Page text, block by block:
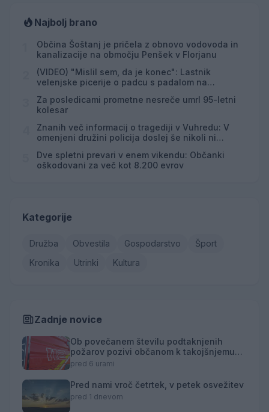
Najbolj brano
Občina Šoštanj je pričela z obnovo vodovoda in
kanalizacije na območju Penšek v Florjanu
(VIDEO) "Mislil sem, da je konec": Lastnik
velenjske picerije o padcu s padalom na
Za posledicami prometne nesreče umrl 95-letni
kolesar
Znanih več informacij o tragediji v Vuhredu: V
omenjeni družini policija doslej še nikoli ni
Dve spletni prevari v enem vikendu: Občanki
oškodovani za več kot 8.200 evrov
Kategorije
Družba Obvestila Gospodarstvo
Šport
Kronika
Utrinki Kultura
Zadnje novice
Ob povečanem številu podtaknjenih
požarov pozivi občanom k takojšnjemu
obveščanju policije
pred 6 urami
Pred nami vroč četrtek, v petek osvežitev
pred 1 dnevom